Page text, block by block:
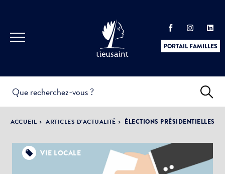
PORTAIL FAMILLES
PRATIQUES &
DÉMARCHES
ACTUALITÉS &
ÉVÈNEMENTS
ACCUEIL ARTICLES D'ACTUALITÉ ÉLECTIONS PRÉSIDENTIELLES
VIE LOCALE